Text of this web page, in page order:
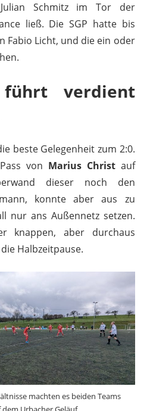
Schmitz im Tor der
ließ. Die SGP hatte bis
Fabio Licht, und die ein oder
führt verdient
beste Gelegenheit zum 2:0.
von Marius Christauf
dieser noch den
konnte aber aus zu
nur ans Außennetz setzen.
knappen, aber durchaus
Halbzeitpause.
machten es beiden Teams